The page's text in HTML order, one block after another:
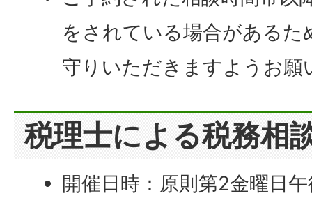
をされている場合があるた
守りいただきますようお願
税理士による税務相
開催日時：原則第2金曜日